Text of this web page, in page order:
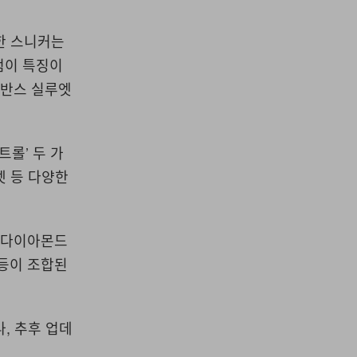
스니커는
특징이
스 실루엣
롤’ 두 가
등 다양한
다이아몬드
이 조합된
, 추후 업데